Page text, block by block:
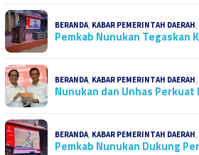
BERANDA KABAR PEMERINTAH DAERAH
Pemkab Nunukan
BERANDA KABAR PEMERINTAH DAERAH
Nunukan dan Unhas Perkuat
BERANDA KABAR PEMERINTAH DAERAH
Pemkab Nunukan Dukung